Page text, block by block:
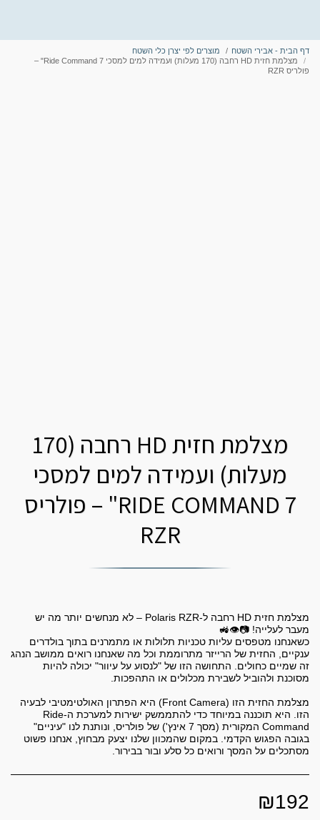
דף הבית - אבירי השטח
מוצרים לפי יצרן כלי השטח
מצלמת חזית HD רחבה (170 מעלות) ועמידה למים למסכי Ride Command 7" –
פולריס RZR
מצלמת חזית HD רחבה (170
מעלות) ועמידה למים למסכי
RIDE COMMAND 7" – פולריס
RZR
מצלמת חזית HD רחבה ל-Polaris RZR – לא מנחשים יותר מה יש
כשאנחנו מטפסים עליות טכניות תלולות או מתמרנים בתוך בולדרים
ענקיים, החזית של הרייזר מתרוממת וכל מה שאנחנו רואים ממושב הנהג
זה שמיים כחולים. התחושה הזו של "לנסוע על עיוור" יכולה להיות
מצלמת החזית הזו (Front Camera) היא הפתרון האולטימטיבי לבעיה
הזו. היא תוכננה במיוחד כדי להתממשק ישירות למערכת ה-Ride
Command המקורית (מסך 7 אינץ') של פולריס, ונותנת לנו "עיניים"
בגובה הפגוש הקדמי. במקום שהמכוון שלנו יצעק מבחוץ, אנחנו פשוט
מסתכלים על המסך ורואים כל סלע ובור בבירור.
₪192